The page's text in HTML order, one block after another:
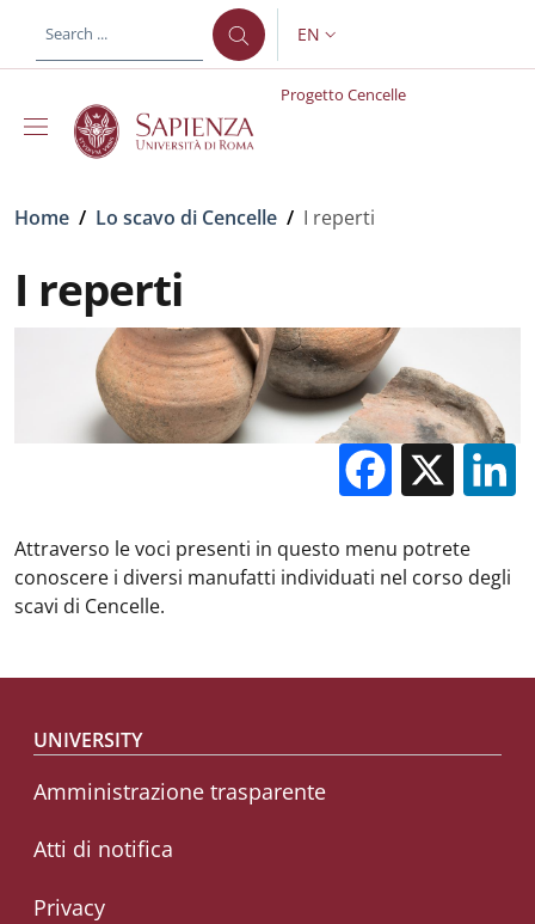
LANGUAGE SWITCHER:
EN
Progetto Cencelle
Breadcrumb
Home / Lo scavo di Cencelle / I reperti
I reperti
X
Attraverso le voci presenti in questo menu potrete
conoscere i diversi manufatti individuati nel corso degli
scavi di Cencelle.
Footer menu
UNIVERSITY
Amministrazione trasparente
Atti di notifica
Privacy